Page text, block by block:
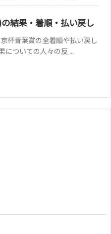
結果・着順・払い戻し
杯青葉賞の全着順や払い戻し
についての人々の反 ...